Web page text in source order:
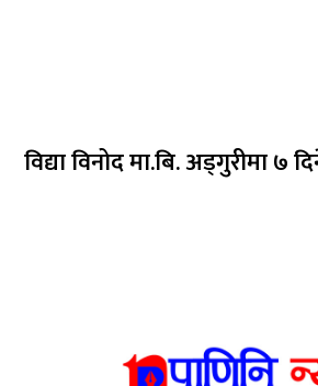
विद्या विनोद मा.बि. अड्गुरीमा ७